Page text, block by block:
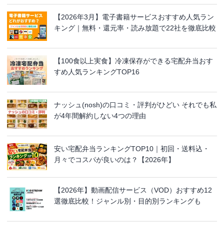
【2026年3月】電子書籍サービスおすすめ人気ラン
キング｜無料・還元率・読み放題で22社を徹底比較
【100食以上実食】冷凍保存ができる宅配弁当おす
すめ人気ランキングTOP16
ナッシュ(nosh)の口コミ・評判がひどい それでも私
が4年間解約しない4つの理由
安い宅配弁当ランキングTOP10｜初回・送料込・
月々でコスパが良いのは？【2026年】
【2026年】動画配信サービス（VOD）おすすめ12
選徹底比較！ジャンル別・目的別ランキングも